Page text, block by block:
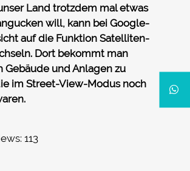
Land trotzdem mal etwas
will, kann bei Google-
auf die Funktion Satelliten-
Dort bekommt man
Gebäude und Anlagen zu
im Street-View-Modus noch
113